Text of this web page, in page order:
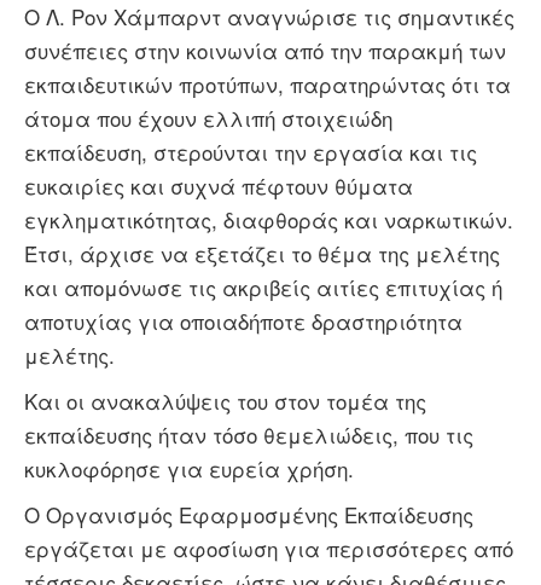
Ο Λ. Ρον Χάμπαρντ αναγνώρισε τις σημαντικές
συνέπειες στην κοινωνία από την παρακμή των
εκπαιδευτικών προτύπων, παρατηρώντας ότι τα
άτομα που έχουν ελλιπή στοιχειώδη
εκπαίδευση, στερούνται την εργασία και τις
ευκαιρίες και συχνά πέφτουν θύματα
εγκληματικότητας, διαφθοράς και ναρκωτικών.
Έτσι, άρχισε να εξετάζει το θέμα της μελέτης
και απομόνωσε τις ακριβείς αιτίες επιτυχίας ή
αποτυχίας για οποιαδήποτε δραστηριότητα
μελέτης.
Και οι ανακαλύψεις του στον τομέα της
εκπαίδευσης ήταν τόσο θεμελιώδεις, που τις
κυκλοφόρησε για ευρεία χρήση.
Ο Oργανισμός Εφαρμοσμένης Εκπαίδευσης
εργάζεται με αφοσίωση για περισσότερες από